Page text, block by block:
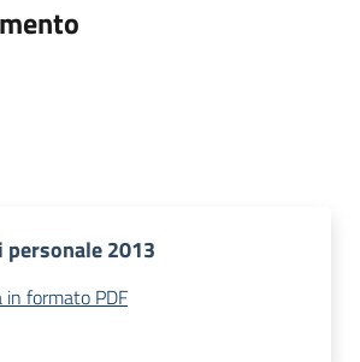
personale 2013
in formato PDF